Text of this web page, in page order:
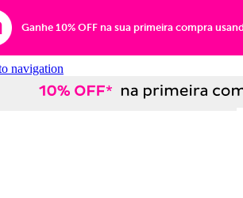
Ganhe 10% OFF na sua primeira compra
navigation